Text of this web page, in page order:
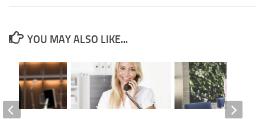
YOU MAY ALSO LIKE...